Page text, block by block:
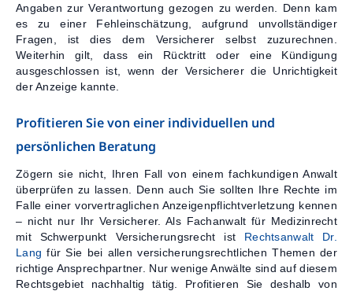
Angaben zur Verantwortung gezogen zu werden. Denn kam
es zu einer Fehleinschätzung, aufgrund unvollständiger
Fragen, ist dies dem Versicherer selbst zuzurechnen.
Weiterhin gilt, dass ein Rücktritt oder eine Kündigung
ausgeschlossen ist, wenn der Versicherer die Unrichtigkeit
der Anzeige kannte.
Profitieren Sie von einer individuellen und
persönlichen Beratung
Zögern sie nicht, Ihren Fall von einem fachkundigen Anwalt
überprüfen zu lassen. Denn auch Sie sollten Ihre Rechte im
Falle einer vorvertraglichen Anzeigenpflichtverletzung kennen
– nicht nur Ihr Versicherer. Als Fachanwalt für Medizinrecht
mit Schwerpunkt Versicherungsrecht ist Rechtsanwalt Dr.
Lang für Sie bei allen versicherungsrechtlichen Themen der
richtige Ansprechpartner. Nur wenige Anwälte sind auf diesem
Rechtsgebiet nachhaltig tätig. Profitieren Sie deshalb von